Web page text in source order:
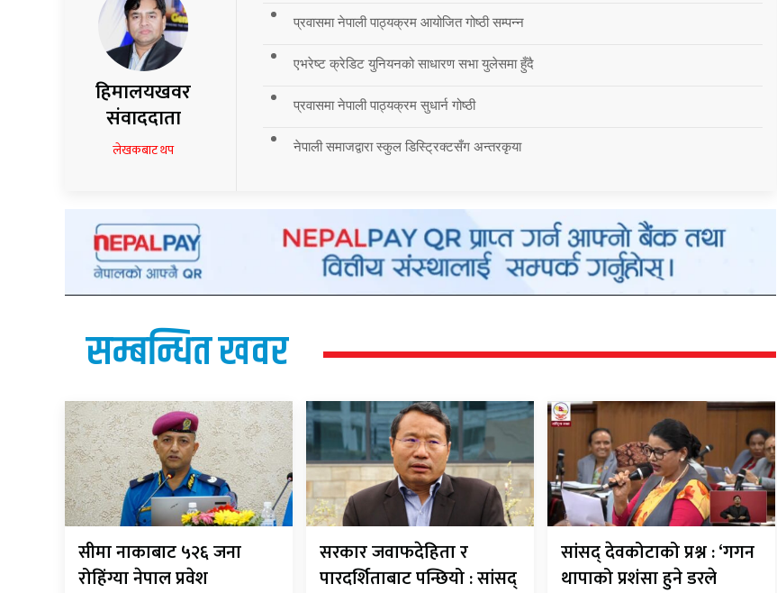
हिमालयखवर
संवाददाता
लेखकबाट थप
प्रवासमा नेपाली पाठ्यक्रम आयोजित गोष्ठी सम्पन्न
एभरेष्ट क्रेडिट युनियनको साधारण सभा युलेसमा हुँदै
प्रवासमा नेपाली पाठ्यक्रम सुधार्न गोष्ठी
नेपाली समाजद्वारा स्कुल डिस्ट्रिक्टसँग अन्तरकृया
सम्बन्धित खवर
सीमा नाकाबाट ५२६ जना
रोहिंग्या नेपाल प्रवेश
सरकार जवाफदेहिता र
पारदर्शिताबाट पन्छियो : सांसद्
सांसद् देवकोटाको प्रश्न : ‘गगन
थापाको प्रशंसा हुने डरले